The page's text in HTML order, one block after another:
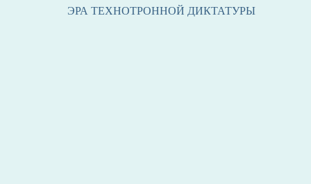
ЭРА ТЕХНОТРОННОЙ ДИКТАТУРЫ